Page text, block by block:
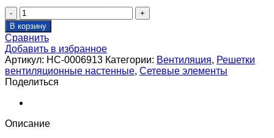
Количество
товара
Решетка
настенная
двухрядная
SHUFT
2
WA
800x300
В корзину
Сравнить
Добавить в избранное
Артикул: НС-0006913 Категории: Вентиляция, Решетки
вентиляционные настенные, Сетевые элементы
Поделиться
Описание